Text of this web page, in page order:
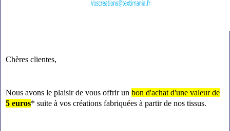
Chères clientes,
Nous avons le plaisir de vous offrir un bon d'achat d'une valeur de
5 euros* suite à vos créations fabriquées à partir de nos tissus.